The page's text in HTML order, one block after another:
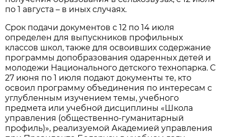
по 1 августа – в иных случаях.
Срок подачи документов с 12 по 14 июля
определен для выпускников профильных
классов школ, также для освоивших содержание
программы допобразования одаренных детей и
молодежи Национального детского технопарка. С
27 июня по 1 июля подают документы те, кто
освоил программу объединения по интересам с
углубленным изучением темы, учебного
предмета или учебной дисциплины «Школа
управления (общественно-гуманитарный
профиль)», реализуемой Академией управления